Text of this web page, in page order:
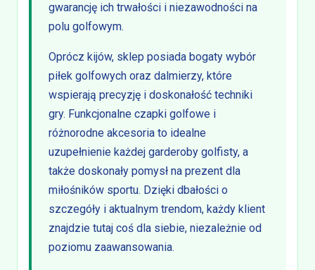
gwarancję ich trwałości i niezawodności na
polu golfowym.
Oprócz kijów, sklep posiada bogaty wybór
piłek golfowych oraz dalmierzy, które
wspierają precyzję i doskonałość techniki
gry. Funkcjonalne czapki golfowe i
różnorodne akcesoria to idealne
uzupełnienie każdej garderoby golfisty, a
także doskonały pomysł na prezent dla
miłośników sportu. Dzięki dbałości o
szczegóły i aktualnym trendom, każdy klient
znajdzie tutaj coś dla siebie, niezależnie od
poziomu zaawansowania.